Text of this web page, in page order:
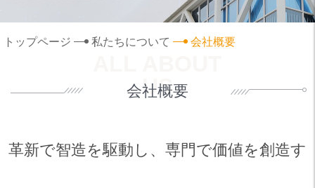
トップページ 私たちについて 会社概要
会社概要
US
革新で智造を駆動し、専門で価値を創造す